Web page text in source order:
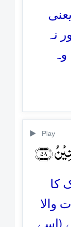
نہ
Play
﴿۵۸﴾
کا
والا